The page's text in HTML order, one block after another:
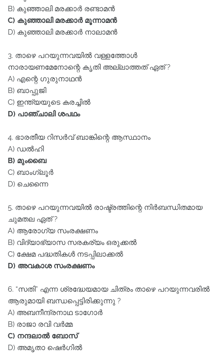
B) കുഞ്ഞാലി മരക്കാർ രണ്ടാമൻ
C) കുഞ്ഞാലി മരക്കാർ മൂന്നാമൻ
D) കുഞ്ഞാലി മരക്കാർ നാലാമൻ
3. താഴെ പറയുന്നവയിൽ വള്ളത്തോൾ
നാരായണമേനോന്റെ കൃതി അല്ലാത്തത്‌ ഏത്‌ ?
A) എന്റെ ഗുരുനാഥൻ
B) ബാപ്പുജി
C) ഇന്ത്യയുടെ കരച്ചിൽ
D) പാഞ്ചാലി ശപഥം
4. ഭാരതീയ റിസർവ്‌ ബാങ്കിന്റെ ആസ്ഥാനം
A) ഡൽഹി
B) മുംബൈ
C) ബാംഗ്ലൂർ
D) ചെന്നൈ
5. താഴെ പറയുന്നവയിൽ രാഷ്ട്രത്തിന്റെ നിർബന്ധിതമായ
ചുമതല ഏത്‌ ?
A) ആരോഗ്യ സംരക്ഷണം
B) വിദ്യാഭ്യാസ സരകര്യം ഒരുക്കൽ
C) ക്ഷേമ പദ്ധതികൾ നടപ്പിലാക്കൽ
D) അവകാശ സംരക്ഷണം
6. “സതി” എന്ന ശ്രദ്ധേയമായ ചിത്രം താഴെ പറയുന്നവരിൽ
ആരുമായി ബന്ധപ്പെട്ടിരിക്കുന്നു ?
A) അബനീന്ദ്രനാഥ ടാഗോർ
B) രാജാ രവി വർമ്മ
C) നന്ദലാൽ ബോസ്‌
D) അമൃതാ ഷെർഗിൽ